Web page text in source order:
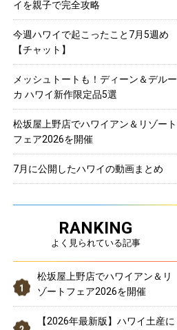
イを親子で完全攻略
今週ハワイで起こったこと7月5週め
【チャット】
メッシュトートも！ディーン＆デルー
カ ハワイ新作限定品5選
松坂屋上野店でハワイアン＆リゾート
フェア2026を開催
7月に公開したハワイの動画まとめ
RANKING
よく見られている記事
松坂屋上野店でハワイアン＆リ
ゾートフェア2026を開催
【2026年最新版】ハワイ土産に